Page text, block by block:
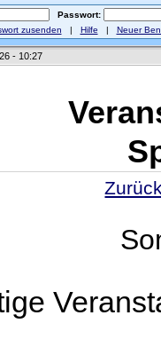
Passwort:
zusenden | Hilfe | Neuer
- 10:27